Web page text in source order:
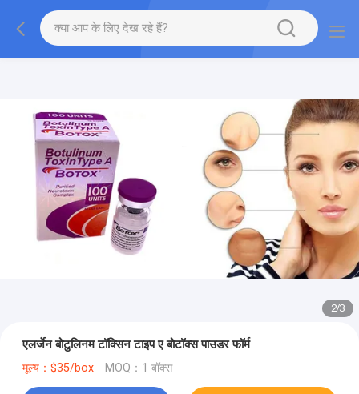
2/3
एलर्जेन बोटुलिनम टॉक्सिन टाइप ए बोटॉक्स पाउडर फॉर्म
मूल्य：$35/box MOQ：1 बॉक्स